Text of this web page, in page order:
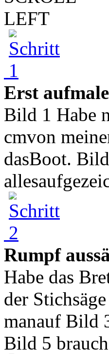
Erst
Bild 1 Habe
cmvon
dasBoot.
Rumpf
Habe das
der
manauf Bild
Bild 5